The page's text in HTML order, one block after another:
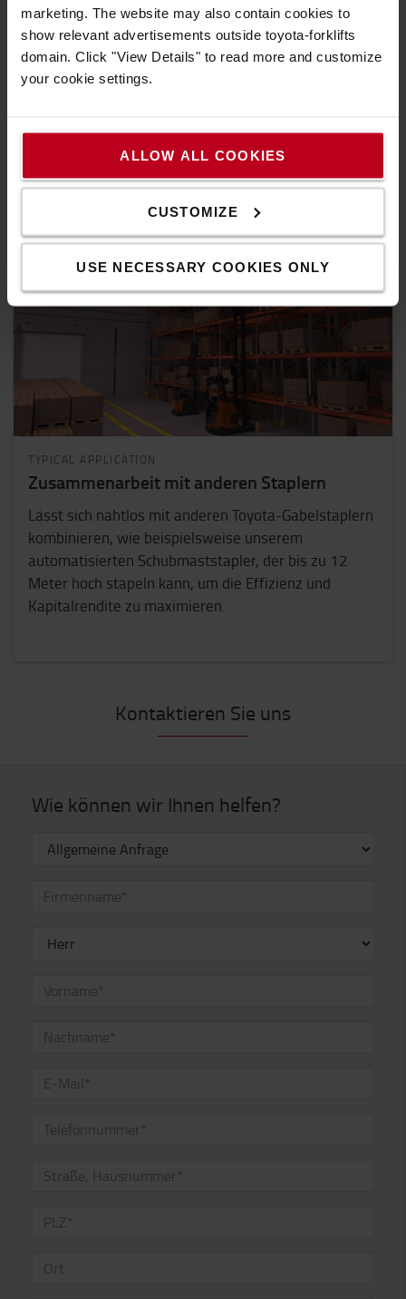
marketing. The website may also contain cookies to
show relevant advertisements outside toyota-forklifts
domain. Click "View Details" to read more and customize
your cookie settings.
ALLOW ALL COOKIES
CUSTOMIZE
USE NECESSARY COOKIES ONLY
Beschickungsstationen
TYPICAL APPLICATION
Zusammenarbeit mit anderen Staplern
Lässt sich nahtlos mit anderen Toyota-Gabelstaplern
kombinieren, wie beispielsweise unserem
automatisierten Schubmaststapler, der bis zu 12
Meter hoch stapeln kann, um die Effizienz und
Kapitalrendite zu maximieren.
Kontaktieren Sie uns
Wie können wir Ihnen helfen?